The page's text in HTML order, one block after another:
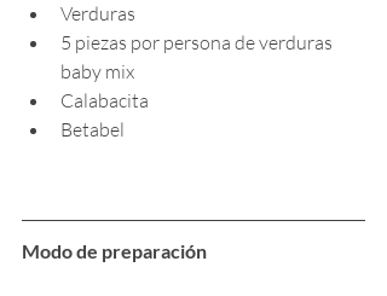
Verduras
5 piezas por persona de verduras
baby mix
Calabacita
Betabel
Modo de preparación